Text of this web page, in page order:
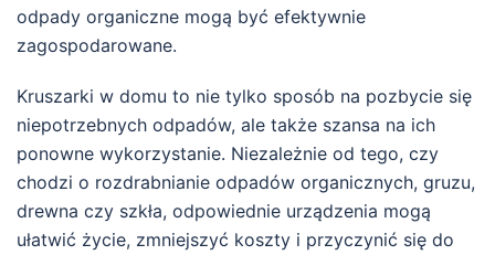
odpady organiczne mogą być efektywnie
zagospodarowane.
Kruszarki w domu to nie tylko sposób na pozbycie się
niepotrzebnych odpadów, ale także szansa na ich
ponowne wykorzystanie. Niezależnie od tego, czy
chodzi o rozdrabnianie odpadów organicznych, gruzu,
drewna czy szkła, odpowiednie urządzenia mogą
ułatwić życie, zmniejszyć koszty i przyczynić się do